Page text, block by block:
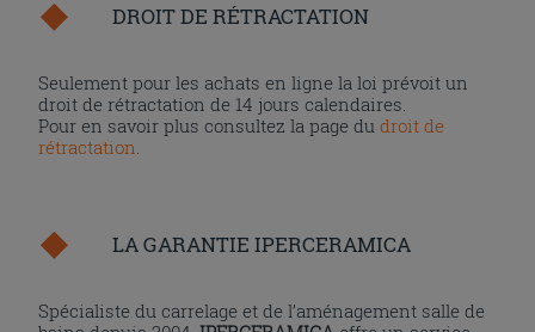
DROIT DE RÉTRACTATION
Seulement pour les achats en ligne la loi prévoit un
droit de rétractation de 14 jours calendaires.
Pour en savoir plus consultez la page dudroit de
rétractation
LA GARANTIE IPERCERAMICA
Spécialiste du carrelage et de l’aménagement salle de